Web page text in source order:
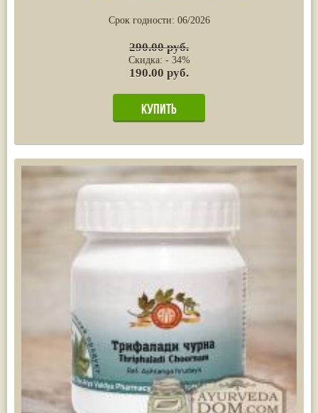
Срок годности: 06/2026
290.00 руб.
Скидка: - 34%
190.00 руб.